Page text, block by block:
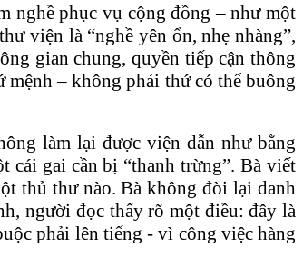
nghề phục vụ cộng đồng – như một
viện là “nghề yên ổn, nhẹ nhàng”,
gian chung, quyền tiếp cận thông
– không phải thứ có thể buông
làm lại được viện dẫn như bằng
cái gai cần bị “thanh trừng”. Bà viết
thủ thư nào. Bà không đòi lại danh
người đọc thấy rõ một điều: đây là
phải lên tiếng - vì công việc hàng